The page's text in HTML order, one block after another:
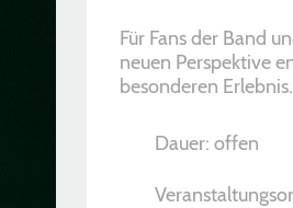
Für Fans der Band
neuen Perspektive
besonderen
Dauer: offen